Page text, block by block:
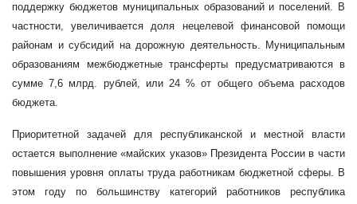
поддержку бюджетов муниципальных образований и поселений. В
частности, увеличивается доля нецелевой финансовой помощи
районам и субсидий на дорожную деятельность. Муниципальным
образованиям межбюджетные трансферты предусматриваются в
сумме 7,6 млрд. рублей, или 24 % от общего объема расходов
бюджета.
Приоритетной задачей для республиканской и местной власти
остается выполнение «майских указов» Президента России в части
повышения уровня оплаты труда работникам бюджетной сферы. В
этом году по большинству категорий работников республика